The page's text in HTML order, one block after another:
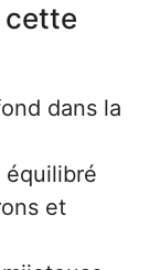
cette
dans la
équilibré
et